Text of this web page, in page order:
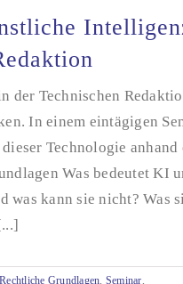
der Technischen
In einem eintägigen
Technologie
Was bedeutet KI
was kann sie nicht? Was
Rechtliche Grundlagen, Seminar,